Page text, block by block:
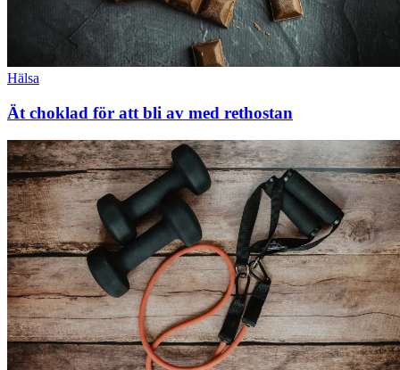
Hälsa
Ät choklad för att bli av med rethostan